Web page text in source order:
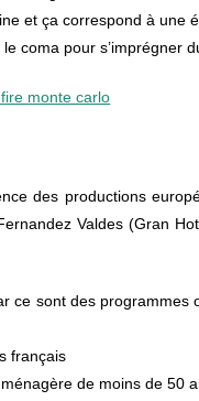
et ça correspond à une
coma pour s’imprégner
des productions
Valdes (Gran
ce sont des programmes
français
de moins de 50